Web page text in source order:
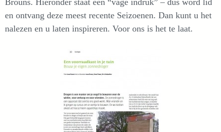
en ontvang deze meest recente Seizoenen. Dan kunt u het
nalezen en u laten inspireren. Voor ons is het te laat.